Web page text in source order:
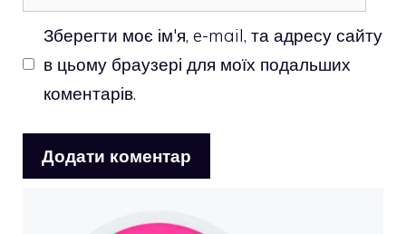
Зберегти моє ім'я, e-mail, та адресу сайту
в цьому браузері для моїх подальших
коментарів.